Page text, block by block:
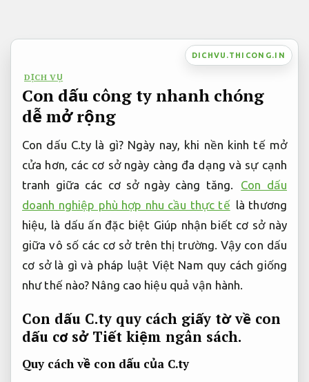
DICHVU.THICONG.IN
DỊCH VỤ
Con dấu công ty nhanh chóng
dễ mở rộng
Con dấu C.ty là gì? Ngày nay, khi nền kinh tế mở
cửa hơn, các cơ sở ngày càng đa dạng và sự cạnh
tranh giữa các cơ sở ngày càng tăng.
Con dấu
doanh nghiệp phù hợp nhu cầu thực tế là thương
hiệu, là dấu ấn đặc biệt Giúp nhận biết cơ sở này
giữa vô số các cơ sở trên thị trường. Vậy con dấu
cơ sở là gì và pháp luật Việt Nam quy cách giống
như thế nào? Nâng cao hiệu quả vận hành.
Con dấu C.ty quy cách giấy tờ về con
dấu cơ sở Tiết kiệm ngân sách.
Quy cách về con dấu của C.ty